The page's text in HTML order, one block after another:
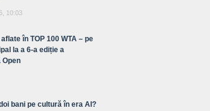
10:03
în TOP 100 WTA – pe
la a 6-a ediție a
Open
bani pe cultură în era AI?